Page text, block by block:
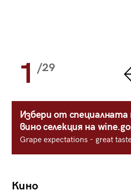
1 /29
Избери от специалната
вино селекция на
Grape expectations - great
Кино